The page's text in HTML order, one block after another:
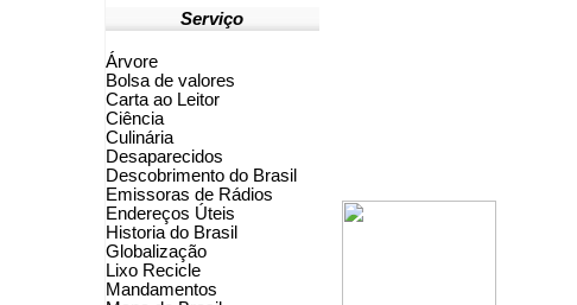
Serviço
Árvore
Bolsa de valores
Carta ao Leitor
Ciência
Culinária
Desaparecidos
Descobrimento do Brasil
Emissoras de Rádios
Endereços Úteis
Historia do Brasil
Globalização
Lixo Recicle
Mandamentos